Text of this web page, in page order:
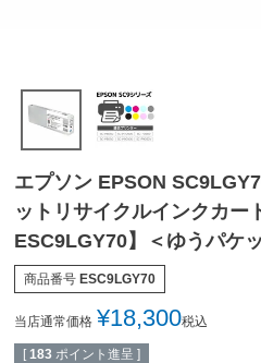
エプソン EPSON
ットリサイクルインクカー
ESC9LGY70】＜ゆうパケ
商品番号 ESC9LGY70
当店通常価格 ¥18,300税込
[ 183 ポイント進呈 ]